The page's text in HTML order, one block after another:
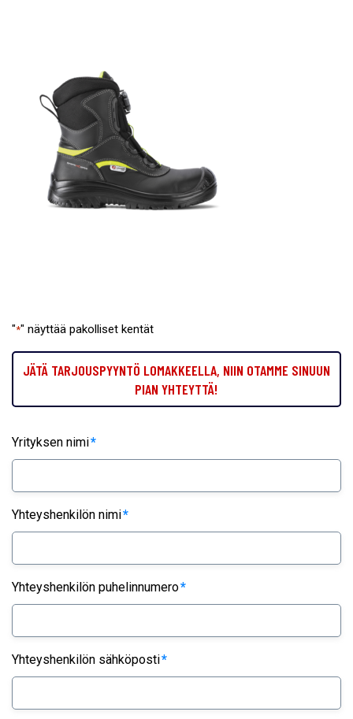
"*" näyttää pakolliset kentät
JÄTÄ TARJOUSPYYNTÖ LOMAKKEELLA, NIIN OTAMME SINUUN
PIAN YHTEYTTÄ!
Yrityksen nimi*
Yhteyshenkilön nimi*
Yhteyshenkilön puhelinnumero*
Yhteyshenkilön sähköposti*